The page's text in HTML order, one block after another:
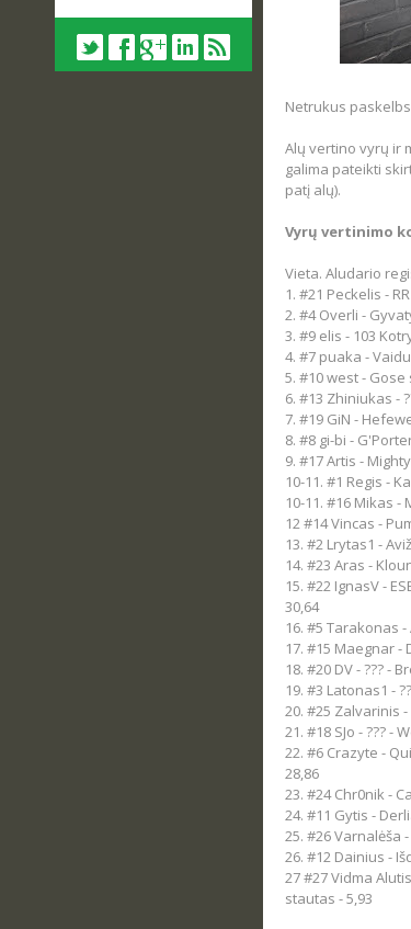
Netrukus
Alų vertino vyrų ir
galima pateikti
patį alų).
Vyrų vertinimo
Vieta. Aludario
1. #21 Peckelis -
2. #4 Overli -
3. #9 elis - 103
4. #7 puaka -
5. #10 west -
6. #13 Zhiniukas -
7. #19 GiN -
8. #8 gi-bi -
9. #17 Artis -
10-11. #1 Regis -
10-11. #16 Mikas -
12 #14 Vincas -
13. #2 Lrytas1 -
14. #23 Aras -
15. #22 IgnasV -
30,64
16. #5 Tarakonas -
17. #15 Maegnar -
18. #20 DV - ??? -
19. #3 Latonas1 -
20. #25 Zalvarinis
21. #18 SJo - ??? -
22. #6 Crazyte -
28,86
23. #24 Chr0nik -
24. #11 Gytis -
25. #26 Varnalėša
26. #12 Dainius -
27 #27 Vidma
stautas - 5,93